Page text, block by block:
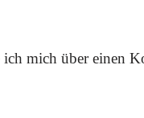
mich über einen